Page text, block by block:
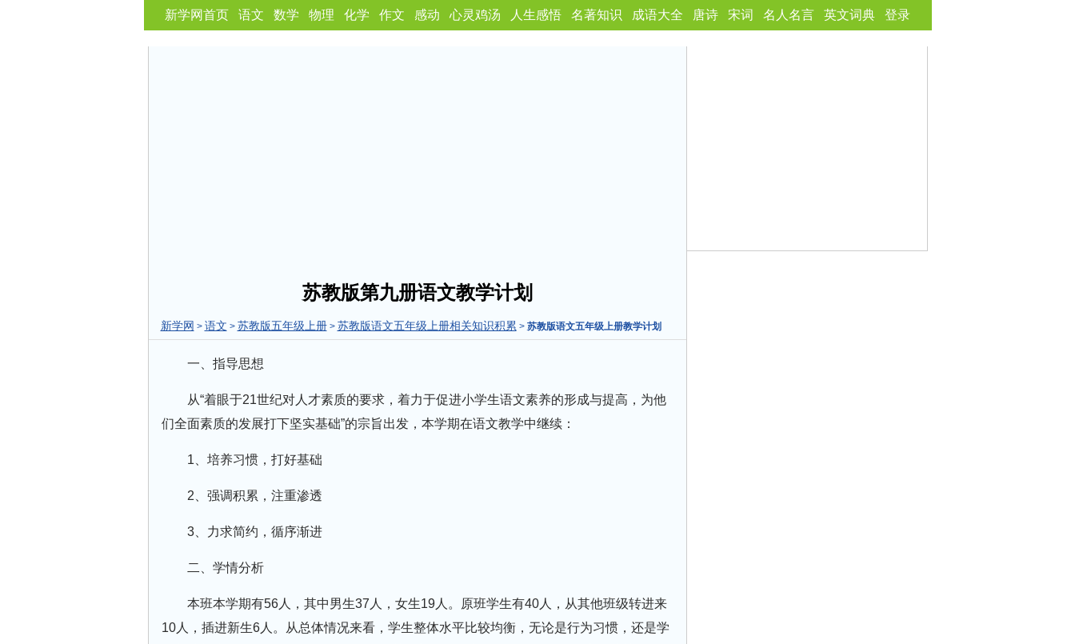
新学网首页 语文 数学 物理 化学 作文 感动 心灵鸡汤 人生感悟 名著知识 成语大全 唐诗 宋词 名人名言 英文词典 登录
苏教版第九册语文教学计划
新学网 > 语文 > 苏教版五年级上册> 苏教版语文五年级上册相关知识积累 > 苏教版语文五年级上册教学计划
一、指导思想
从“着眼于21世纪对人才素质的要求，着力于促进小学生语文素养的形成与提高，为他
们全面素质的发展打下坚实基础”的宗旨出发，本学期在语文教学中继续：
1、培养习惯，打好基础
2、强调积累，注重渗透
3、力求简约，循序渐进
二、学情分析
本班本学期有56人，其中男生37人，女生19人。原班学生有40人，从其他班级转进来
10人，插进新生6人。从总体情况来看，学生整体水平比较均衡，无论是行为习惯，还是学